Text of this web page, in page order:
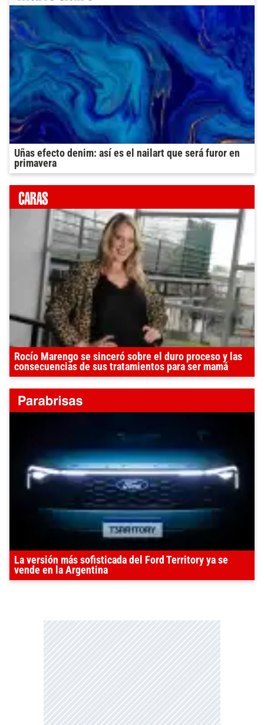
Uñas efecto denim: así es el nailart que será furor en
primavera
Rocío Marengo se sinceró sobre el duro proceso y las
consecuencias de sus tratamientos para ser mamá
La versión más sofisticada del Ford Territory ya se
vende en la Argentina